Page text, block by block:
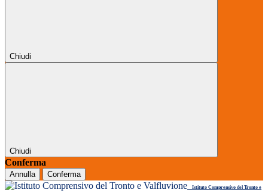
Chiudi
Chiudi
Conferma
Annulla Conferma
Istituto Comprensivo del Tronto e